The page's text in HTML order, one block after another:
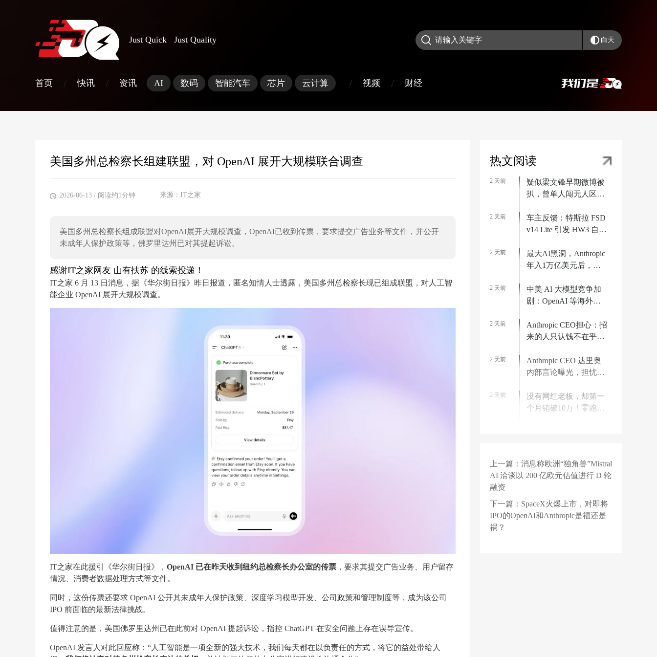
Just Quick Just Quality 白天
首页 / 快讯 / 资讯 AI 数码 智能汽车 芯片 云计算 / 视频 / 财经
美国多州总检察长组建联盟，对 OpenAI 展开大规模联合调查
2026-06-13 / 阅读约1分钟 来源：IT之家
美国多州总检察长组成联盟对OpenAI展开大规模调查，OpenAI已收到传票，要求提交广告业务等文件，并公开
未成年人保护政策等，佛罗里达州已对其提起诉讼。
感谢IT之家网友 山有扶苏 的线索投递！
IT之家 6 月 13 日消息，据《华尔街日报》昨日报道，匿名知情人士透露，美国多州总检察长现已组成联盟，对人工智
能企业 OpenAI 展开大规模调查。
IT之家在此援引《华尔街日报》， OpenAI 已在昨天收到纽约总检察长办公室的传票 ，要求其提交广告业务、用户留存
情况、消费者数据处理方式等文件。
同时，这份传票还要求 OpenAI 公开其未成年人保护政策、深度学习模型开发、公司政策和管理制度等，成为该公司
IPO 前面临的最新法律挑战。
值得注意的是，美国佛罗里达州已在此前对 OpenAI 提起诉讼，指控 ChatGPT 在安全问题上存在误导宣传。
OpenAI 发言人对此回应称：“人工智能是一项全新的强大技术，我们每天都在以负责任的方式，将它的益处带给人
热文阅读
2 天前
疑似梁文锋早期微博被
扒，曾单人闯无人区被
2 天前
车主反馈：特斯拉 FSD
v14 Lite 引发 HW3 自动
2 天前
最大AI黑洞，Anthropic
年入1万亿美元后，算
2 天前
中美 AI 大模型竞争加
剧：OpenAI 等海外巨
DeepSeek
2 天前
Anthropic CEO担心：招
来的人只认钱不在乎使
2 天前
Anthropic CEO 达里奥
内部言论曝光，担忧员
2 天前
没有网红老板，却第一
个月销破10万！零跑打
选人
2 天前
旧车残值堪比废铁，我
拿什么去换新车？
1 天前
【招聘】爱科微2027届
校园招聘正式启动！
上一篇： 消息称欧洲“独角兽”Mistral
AI 洽谈以 200 亿欧元估值进行 D 轮
融资
下一篇： SpaceX火爆上市，对即将
IPO的OpenAI和Anthropic是福还是
祸？